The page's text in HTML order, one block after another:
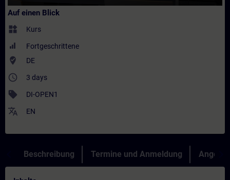
Auf einen Blick
widgets Kurs
Fortgeschrittene
where_to_vote DE
access_time 3 days
sell DI-OPEN1
translate EN
Beschreibung Termine und Anmeldung Angebot